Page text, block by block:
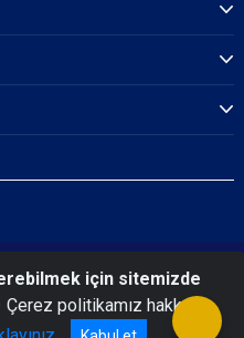
Merkezi Müdürlüğü
için sitemizde
Çerez politikamız hakkında